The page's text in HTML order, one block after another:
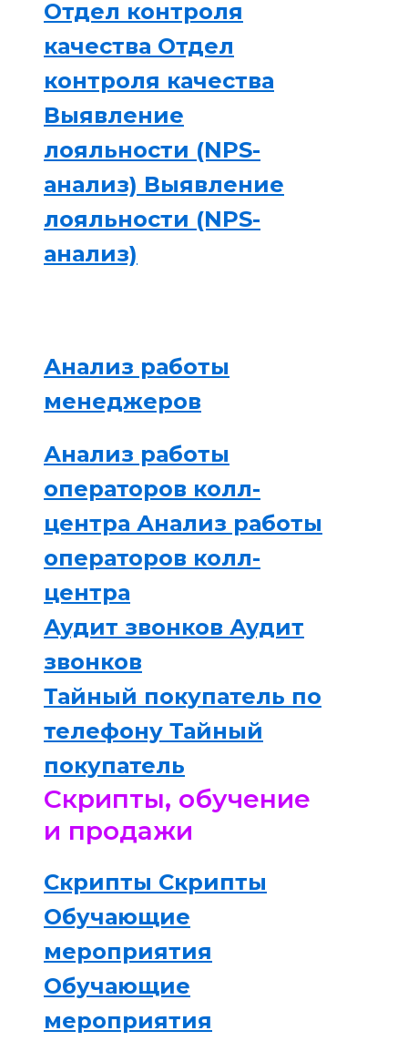
Отдел контроля
качества Отдел
контроля качества
Выявление
лояльности (NPS-
анализ) Выявление
лояльности (NPS-
анализ)
Анализ работы
менеджеров
Анализ работы
операторов колл-
центра Анализ работы
операторов колл-
центра
Аудит звонков Аудит
звонков
Тайный покупатель по
телефону Тайный
покупатель
Скрипты, обучение
и продажи
Скрипты Скрипты
Обучающие
мероприятия
Обучающие
мероприятия